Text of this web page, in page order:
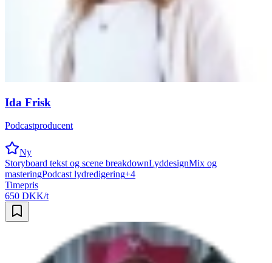
Ida Frisk
Podcastproducent
Ny
Storyboard tekst og scene breakdownLyddesignMix og
masteringPodcast lydredigering+4
Timepris
650 DKK/t